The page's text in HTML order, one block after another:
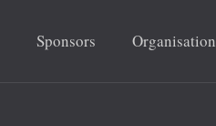
Sponsors Organisation